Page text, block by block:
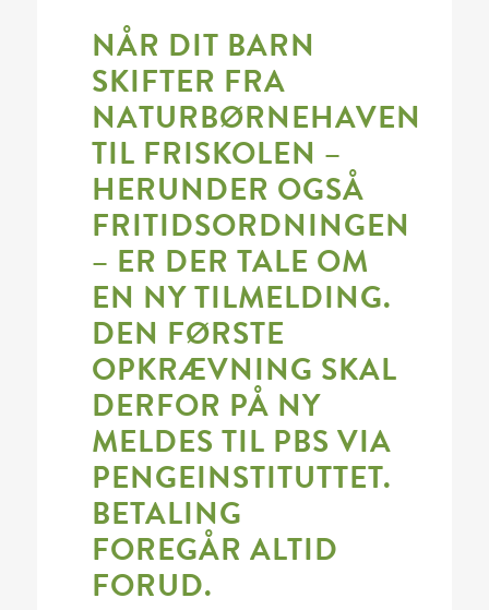
NÅR DIT BARN
SKIFTER FRA
NATURBØRNEHAVEN
TIL FRISKOLEN –
HERUNDER OGSÅ
FRITIDSORDNINGEN
– ER DER TALE OM
EN NY TILMELDING.
DEN FØRSTE
OPKRÆVNING SKAL
DERFOR PÅ NY
MELDES TIL PBS VIA
PENGEINSTITUTTET.
BETALING
FOREGÅR ALTID
FORUD.